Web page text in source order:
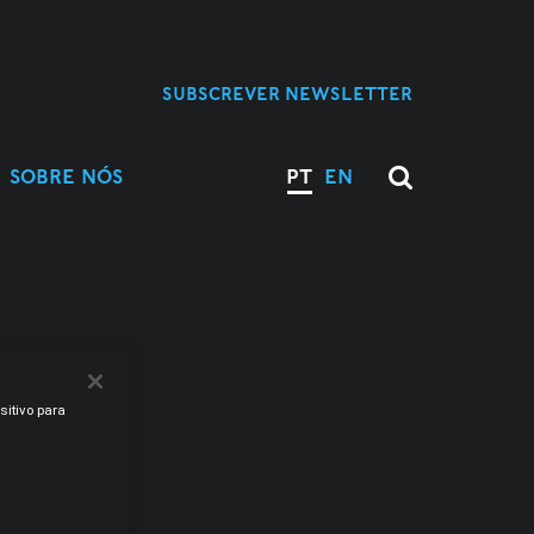
SOBRE NÓS PT EN
SUBSCREVER NEWSLETTER
para